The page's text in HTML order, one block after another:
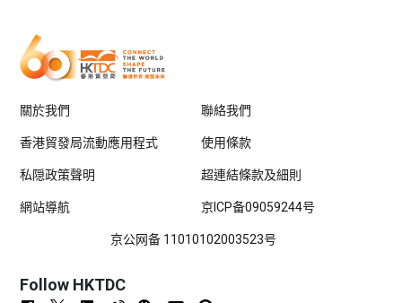
關於我們 聯絡我們
香港貿發局流動應用程式 使用條款
私隠政策聲明 超連結條款及細則
網站導航 京ICP备09059244号
京公网备 11010102003523号
Follow HKTDC